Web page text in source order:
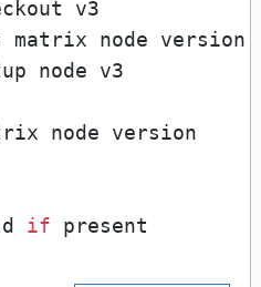
v3
matrix node version
node version
if present